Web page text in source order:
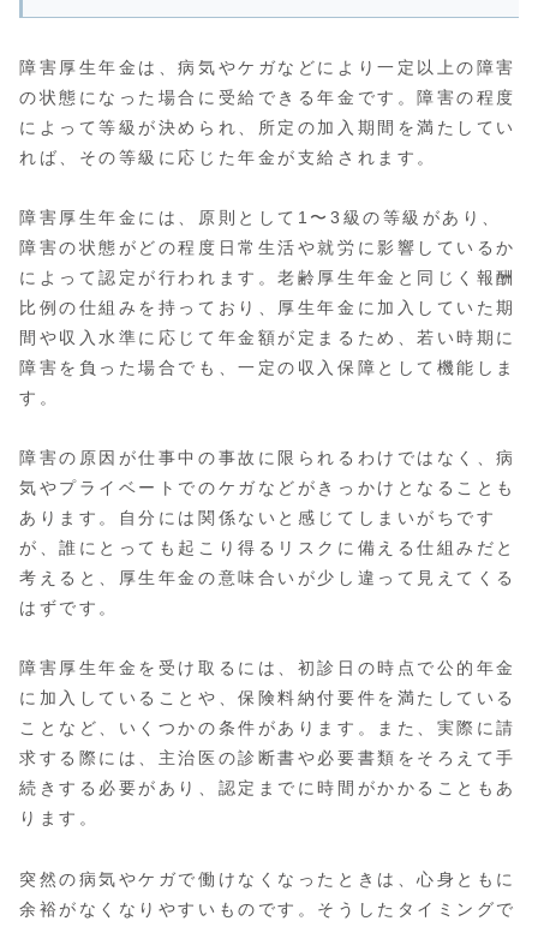
障害厚生年金は、病気やケガなどにより一定以上の障害
の状態になった場合に受給できる年金です。障害の程度
によって等級が決められ、所定の加入期間を満たしてい
れば、その等級に応じた年金が支給されます。
障害厚生年金には、原則として1〜3級の等級があり、
障害の状態がどの程度日常生活や就労に影響しているか
によって認定が行われます。老齢厚生年金と同じく報酬
比例の仕組みを持っており、厚生年金に加入していた期
間や収入水準に応じて年金額が定まるため、若い時期に
障害を負った場合でも、一定の収入保障として機能しま
す。
障害の原因が仕事中の事故に限られるわけではなく、病
気やプライベートでのケガなどがきっかけとなることも
あります。自分には関係ないと感じてしまいがちです
が、誰にとっても起こり得るリスクに備える仕組みだと
考えると、厚生年金の意味合いが少し違って見えてくる
はずです。
障害厚生年金を受け取るには、初診日の時点で公的年金
に加入していることや、保険料納付要件を満たしている
ことなど、いくつかの条件があります。また、実際に請
求する際には、主治医の診断書や必要書類をそろえて手
続きする必要があり、認定までに時間がかかることもあ
ります。
突然の病気やケガで働けなくなったときは、心身ともに
余裕がなくなりやすいものです。そうしたタイミングで